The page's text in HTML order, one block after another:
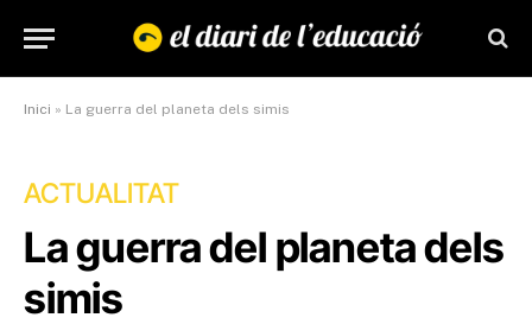
Inici » La guerra del planeta dels simis
ACTUALITAT
La guerra del planeta dels
simis